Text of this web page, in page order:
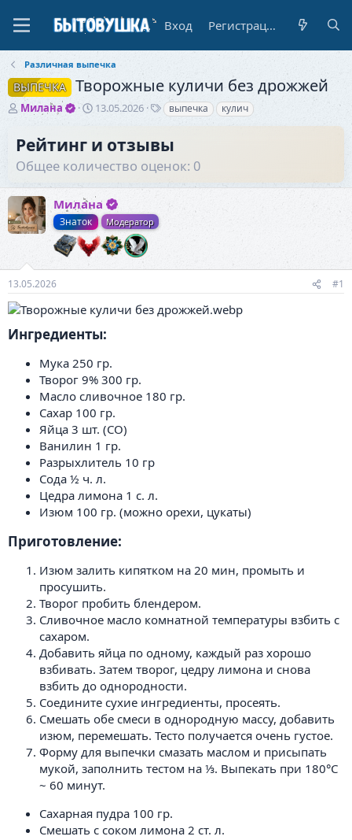
Вход Регистрация
Различная выпечка
ВЫПЕЧКА Творожные куличи без дрожжей
А
о
р
е
м
ы
Милана
Д
а
н
ч
а
л
а
13.05.2026
Т
и
выпечка кулич
Рейтинг и отзывы
Общее количество оценок: 0
Милана
Знаток Модератор
13.05.2026 #1
Ингредиенты:​
Мука 250 гр.
Творог 9% 300 гр.
Масло сливочное 180 гр.
Сахар 100 гр.
Яйца 3 шт. (СО)
Ванилин 1 гр.
Разрыхлитель 10 гр
Сода ½ ч. л.
Цедра лимона 1 с. л.
Изюм 100 гр. (можно орехи, цукаты)
Приготовление:​
Изюм залить кипятком на 20 мин, промыть и
просушить.
Творог пробить блендером.
Сливочное масло комнатной температуры взбить с
сахаром.
Добавить яйца по одному, каждый раз хорошо
взбивать. Затем творог, цедру лимона и снова
взбить до однородности.
Соедините сухие ингредиенты, просеять.
Смешать обе смеси в однородную массу, добавить
изюм, перемешать. Тесто получается очень густое.
Форму для выпечки смазать маслом и присыпать
мукой, заполнить тестом на ⅓. Выпекать при 180°С
~ 60 минут.
Сахарная пудра 100 гр.
Смешать с соком лимона 2 ст. л.